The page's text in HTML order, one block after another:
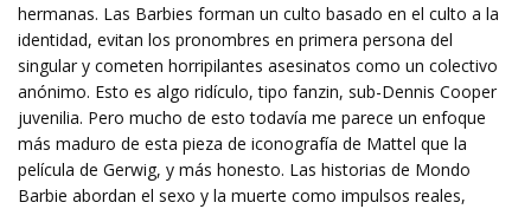
hermanas. Las Barbies forman un culto basado en el culto a la
identidad, evitan los pronombres en primera persona del
singular y cometen horripilantes asesinatos como un colectivo
anónimo. Esto es algo ridículo, tipo fanzin, sub-Dennis Cooper
juvenilia. Pero mucho de esto todavía me parece un enfoque
más maduro de esta pieza de iconografía de Mattel que la
película de Gerwig, y más honesto. Las historias de Mondo
Barbie abordan el sexo y la muerte como impulsos reales,